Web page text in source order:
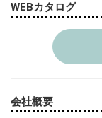
WEBカタログ
会社概要